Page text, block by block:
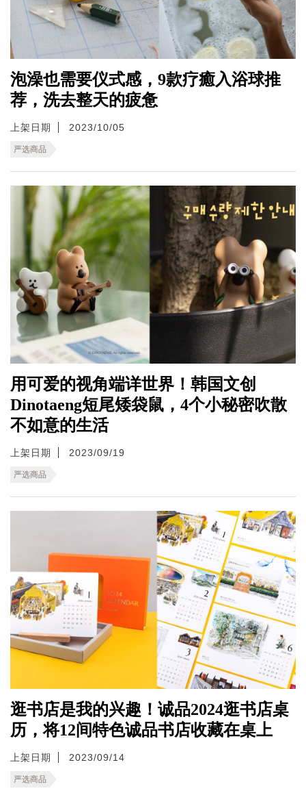
泡澡也需要仪式感，9款疗癒入浴球推
荐，洗去整天的疲惫
上架日期 2023/10/05
严选商品
用可爱的视角端详世界！韩国文创
Dinotaeng短尾矮袋鼠，4个小秘密吹散
不如意的生活
上架日期 2023/09/19
严选商品
逛书店是我的兴趣！诚品2024逛书店桌
历，将12间特色诚品书店收藏在桌上
上架日期 2023/09/14
严选商品